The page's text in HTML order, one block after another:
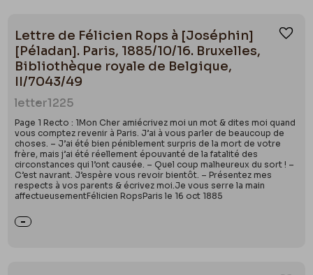
Lettre de Félicien Rops à [Joséphin]
[Péladan]. Paris, 1885/10/16. Bruxelles,
Bibliothèque royale de Belgique,
II/7043/49
letter1225
Page 1 Recto : 1Mon Cher amiécrivez moi un mot & dites moi quand
vous comptez revenir à Paris. J’ai à vous parler de beaucoup de
choses. – J’ai été bien péniblement surpris de la mort de votre
frère, mais j’ai été réellement épouvanté de la fatalité des
circonstances qui l’ont causée. – Quel coup malheureux du sort ! –
C’est navrant. J’espère vous revoir bientôt. – Présentez mes
respects à vos parents & écrivez moi.Je vous serre la main
affectueusementFélicien RopsParis le 16 oct 1885